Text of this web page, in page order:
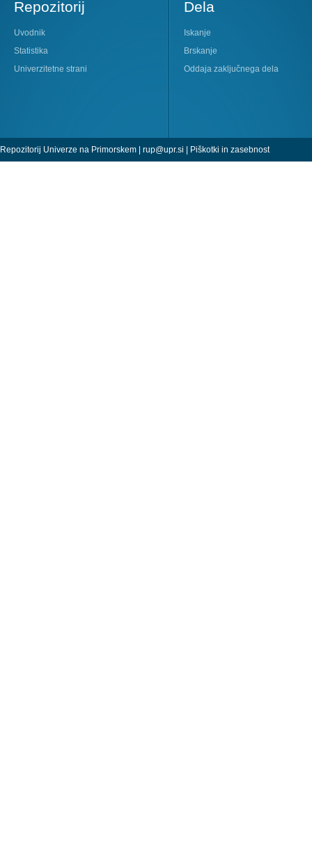
Repozitorij
Uvodnik
Statistika
Univerzitetne strani
Dela
Iskanje
Brskanje
Oddaja zaključnega dela
Repozitorij Univerze na Primorskem | rup@upr.si | Piškotki in zasebnost